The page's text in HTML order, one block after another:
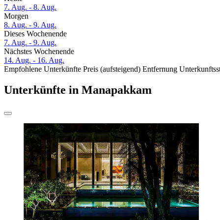
7. Aug. - 8. Aug.
Morgen
8. Aug. - 9. Aug.
Dieses Wochenende
7. Aug. - 9. Aug.
Nächstes Wochenende
14. Aug. - 16. Aug.
Empfohlene Unterkünfte Preis (aufsteigend) Entfernung
Unterkünfte in Manapakkam